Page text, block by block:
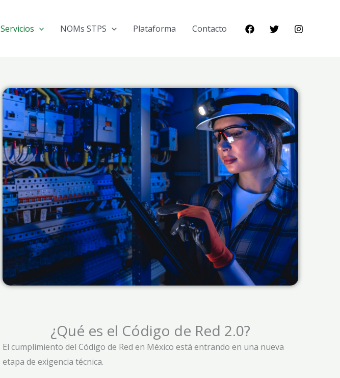
Servicios NOMs STPS Plataforma Contacto
¿Qué es el Código de Red 2.0?
El cumplimiento del Código de Red en México está entrando en una nueva
etapa de exigencia técnica.